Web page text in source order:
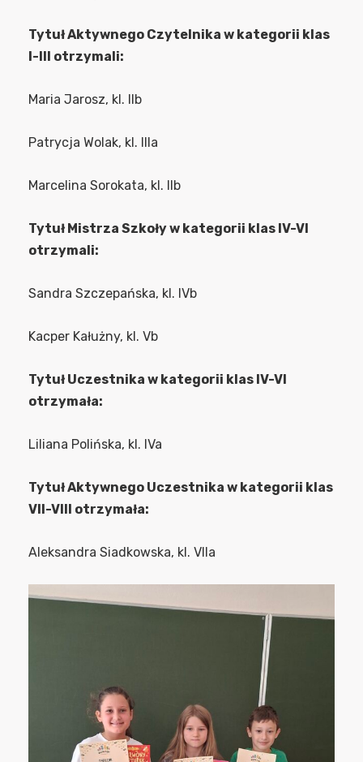
Tytuł Aktywnego Czytelnika w kategorii klas
I-III otrzymali:
Maria Jarosz, kl. IIb
Patrycja Wolak, kl. IIIa
Marcelina Sorokata, kl. IIb
Tytuł Mistrza Szkoły w kategorii klas IV-VI
otrzymali:
Sandra Szczepańska, kl. IVb
Kacper Kałużny, kl. Vb
Tytuł Uczestnika w kategorii klas IV-VI
otrzymała:
Liliana Polińska, kl. IVa
Tytuł Aktywnego Uczestnika w kategorii klas
VII-VIII otrzymała:
Aleksandra Siadkowska, kl. VIIa